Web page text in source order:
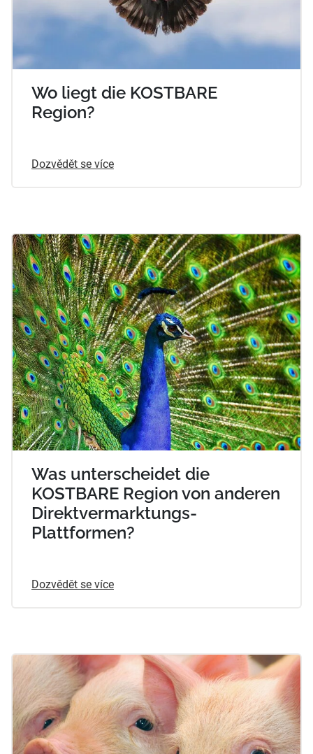
Wo liegt die KOSTBARE
Region?
Dozvědět se více
Was unterscheidet die
KOSTBARE Region von anderen
Direktvermarktungs-
Plattformen?
Dozvědět se více